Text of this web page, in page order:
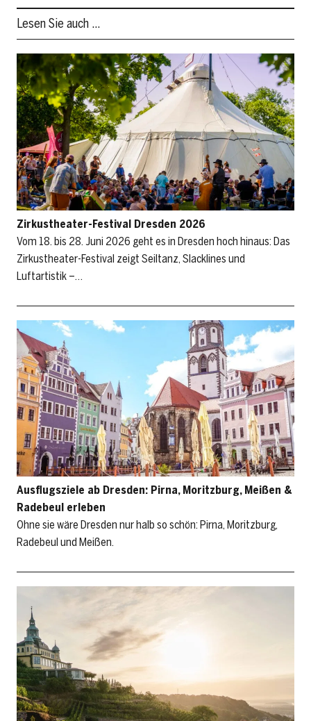
Lesen Sie auch …
Zirkustheater-Festival Dresden 2026
Vom 18. bis 28. Juni 2026 geht es in Dresden hoch hinaus: Das
Zirkustheater-Festival zeigt Seiltanz, Slacklines und
Luftartistik –…
Ausflugsziele ab Dresden: Pirna, Moritzburg, Meißen &
Radebeul erleben
Ohne sie wäre Dresden nur halb so schön: Pirna, Moritzburg,
Radebeul und Meißen.